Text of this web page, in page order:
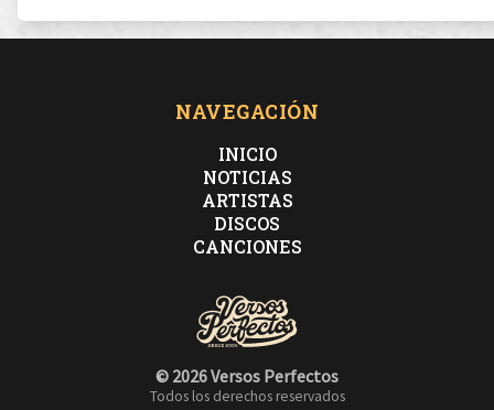
NAVEGACIÓN
INICIO
NOTICIAS
ARTISTAS
DISCOS
CANCIONES
© 2026 Versos Perfectos
Todos los derechos reservados